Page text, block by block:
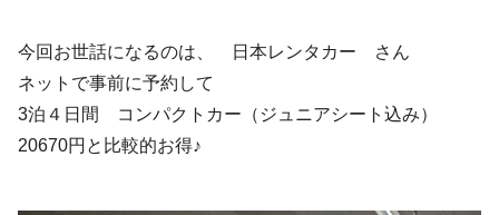
今回お世話になるのは、 日本レンタカー さん
ネットで事前に予約して
3泊４日間 コンパクトカー（ジュニアシート込み）
20670円と比較的お得♪